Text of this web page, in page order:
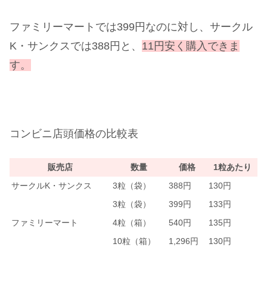
ファミリーマートでは399円なのに対し、サークル
K・サンクスでは388円と、 11円安く購入できま
す。
コンビニ店頭価格の比較表
販売店 数量 価格
1粒あたり
サークルK・サンクス
3粒（袋） 388円 130円
ファミリーマート
3粒（袋） 399円
133円
4粒（箱）
540円
135円
10粒（箱）
1,296円 130円